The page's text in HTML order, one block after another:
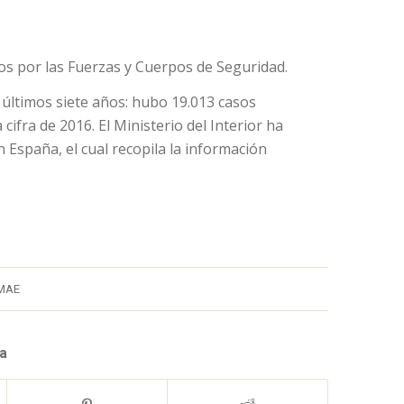
por las Fuerzas y Cuerpos de Seguridad.
siete años: hubo 19.013 casos
de 2016. El Ministerio del Interior ha
el cual recopila la información